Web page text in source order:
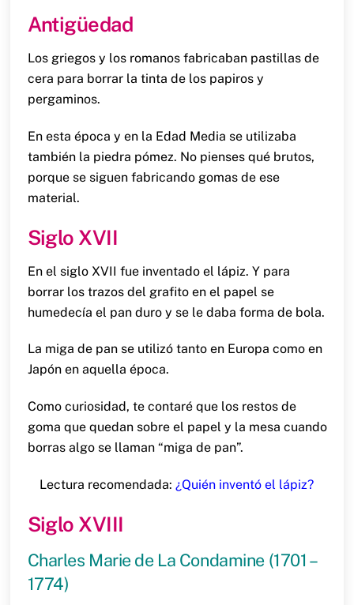
Antigüedad
Los griegos y los romanos fabricaban pastillas de
cera para borrar la tinta de los papiros y
pergaminos.
En esta época y en la Edad Media se utilizaba
también la piedra pómez. No pienses qué brutos,
porque se siguen fabricando gomas de ese
material.
Siglo XVII
En el siglo XVII fue inventado el lápiz. Y para
borrar los trazos del grafito en el papel se
humedecía el pan duro y se le daba forma de bola.
La miga de pan se utilizó tanto en Europa como en
Japón en aquella época.
Como curiosidad, te contaré que los restos de
goma que quedan sobre el papel y la mesa cuando
borras algo se llaman “miga de pan”.
Lectura recomendada:¿Quién inventó el lápiz?
Siglo XVIII
Charles Marie de La Condamine (1701 –
1774)